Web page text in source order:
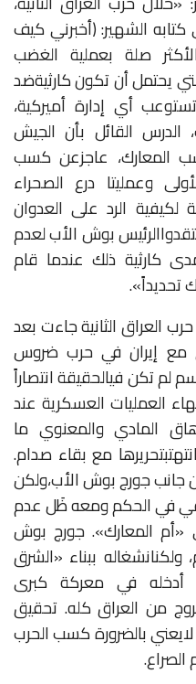
كتابه الشهير:(أخبرنيكيف
أكثر صلة بعملية الغضب
يحتملأنتكونكارثيةضد
تستوعب أي إدارة أميركية،
الدرس القائل بأن الجيش
المعارك، عاجزعن كسب
وعمليتا درع الصحراء
لكيفية الرد على العدوان
الرئيسبوشالأبلعدم
كارثية ذلك عندما قام
تحديداً».
حربالعراقالثانيةجاءتبعد
مع إيران في حرب ضروس
لمتكنفيالحقيقةانتصاراً
العمليات العسكرية عند
المادي والمعنوي ما
انتهتبتحريرها مع بقاء صدام.
جانبجورجبوشالأب،ولكن
فيالحكمومعهظَلعدم
«أم المعارك». جورج بوش
ولكنانشغاله ببناء «الشرق
أدخله في معركة كبرى
من العراق كله. تحقيق
لايعنيبالضرورةكسبالحرب
الصراع.